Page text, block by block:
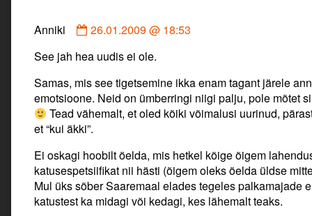
Anniki
Comment
Anniki
on
26.01.2009 @ 18:53
See jah hea uudis ei ole.
Samas, mis see tigetsemine ikka enam tagant järele
emotsioone. Neid on ümberringi niigi palju, pole mõtet
Tead vähemalt, et oled kõiki võimalusi uurinud,
et “kui äkki”.
Ei oskagi hoobilt öelda, mis hetkel kõige õigem
katusespetsiifikat nii hästi (õigem oleks öelda üldse
Mul üks sõber Saaremaal elades tegeles palkamajade
katustest ka midagi või kedagi, kes lähemalt teaks.